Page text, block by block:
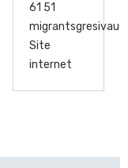
61 51
Site
internet